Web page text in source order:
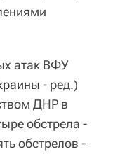
атак ВФУ
- ред.)
ДНР в
обстрела -
обстрелов -